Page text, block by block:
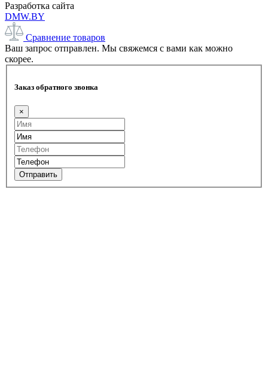
Разработка сайта
DMW.BY
Сравнение товаров
Ваш запрос отправлен. Мы свяжемся с вами как можно
скорее.
Заказ обратного звонка
×
Отправить